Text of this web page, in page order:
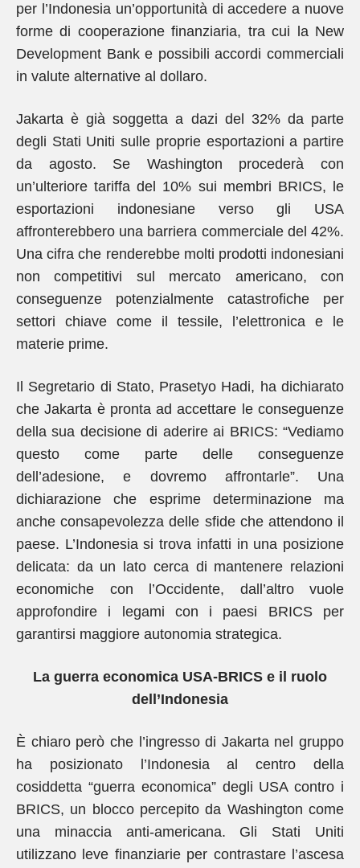
per l’Indonesia un’opportunità di accedere a nuove
forme di cooperazione finanziaria, tra cui la New
Development Bank e possibili accordi commerciali
in valute alternative al dollaro.
Jakarta è già soggetta a dazi del 32% da parte
degli Stati Uniti sulle proprie esportazioni a partire
da agosto. Se Washington procederà con
un’ulteriore tariffa del 10% sui membri BRICS, le
esportazioni indonesiane verso gli USA
affronterebbero una barriera commerciale del 42%.
Una cifra che renderebbe molti prodotti indonesiani
non competitivi sul mercato americano, con
conseguenze potenzialmente catastrofiche per
settori chiave come il tessile, l’elettronica e le
materie prime.
Il Segretario di Stato, Prasetyo Hadi, ha dichiarato
che Jakarta è pronta ad accettare le conseguenze
della sua decisione di aderire ai BRICS: “Vediamo
questo come parte delle conseguenze
dell’adesione, e dovremo affrontarle”. Una
dichiarazione che esprime determinazione ma
anche consapevolezza delle sfide che attendono il
paese. L’Indonesia si trova infatti in una posizione
delicata: da un lato cerca di mantenere relazioni
economiche con l’Occidente, dall’altro vuole
approfondire i legami con i paesi BRICS per
garantirsi maggiore autonomia strategica.
La guerra economica USA-BRICS e il ruolo
dell’Indonesia
È chiaro però che l’ingresso di Jakarta nel gruppo
ha posizionato l’Indonesia al centro della
cosiddetta “guerra economica” degli USA contro i
BRICS, un blocco percepito da Washington come
una minaccia anti-americana. Gli Stati Uniti
utilizzano leve finanziarie per contrastare l’ascesa